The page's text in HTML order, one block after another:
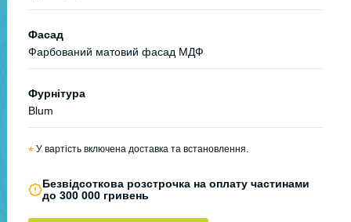
Фасад
Фарбований матовий фасад МДФ
Фурнітура
Blum
* У вартість включена доставка та встановлення.
Безвідсоткова розстрочка на оплату частинами
до 300 000 гривень